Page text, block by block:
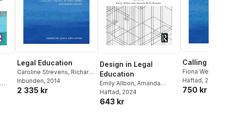
Legal Education
Caroline Strevens, Richard
Grimes,Edward Phillips
Inbunden, 2014
2 335 kr
Design in Legal
Education
Emily Allbon, Amanda
Perry-Kessaris
Häftad, 2024
643 kr
Calling of Law
Fiona Westwood
Barton
Häftad, 2016
750 kr